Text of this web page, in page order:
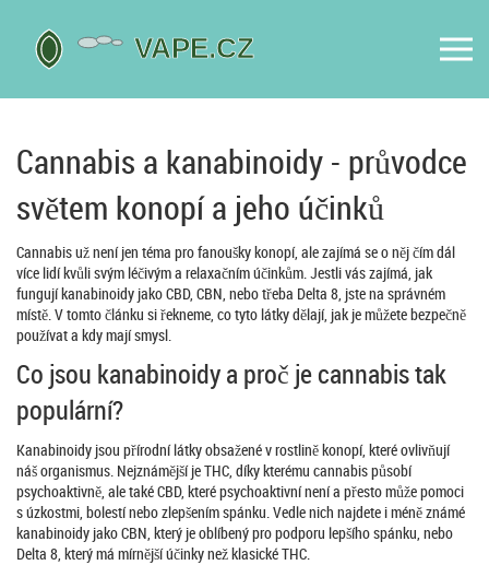
Cannabis a kanabinoidy - průvodce
světem konopí a jeho účinků
Cannabis už není jen téma pro fanoušky konopí, ale zajímá se o něj čím dál
více lidí kvůli svým léčivým a relaxačním účinkům. Jestli vás zajímá, jak
fungují kanabinoidy jako CBD, CBN, nebo třeba Delta 8, jste na správném
místě. V tomto článku si řekneme, co tyto látky dělají, jak je můžete bezpečně
používat a kdy mají smysl.
Co jsou kanabinoidy a proč je cannabis tak
populární?
Kanabinoidy jsou přírodní látky obsažené v rostlině konopí, které ovlivňují
náš organismus. Nejznámější je THC, díky kterému cannabis působí
psychoaktivně, ale také CBD, které psychoaktivní není a přesto může pomoci
s úzkostmi, bolestí nebo zlepšením spánku. Vedle nich najdete i méně známé
kanabinoidy jako CBN, který je oblíbený pro podporu lepšího spánku, nebo
Delta 8, který má mírnější účinky než klasické THC.